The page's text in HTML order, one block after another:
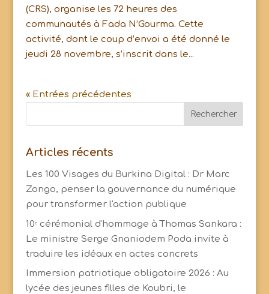
(CRS), organise les 72 heures des
communautés à Fada N’Gourma. Cette
activité, dont le coup d’envoi a été donné le
jeudi 28 novembre, s’inscrit dans le...
« Entrées précédentes
Articles récents
Les 100 Visages du Burkina Digital : Dr Marc
Zongo, penser la gouvernance du numérique
pour transformer l'action publique
10ᵉ cérémonial d'hommage à Thomas Sankara :
Le ministre Serge Gnaniodem Poda invite à
traduire les idéaux en actes concrets
Immersion patriotique obligatoire 2026 : Au
lycée des jeunes filles de Koubri, le